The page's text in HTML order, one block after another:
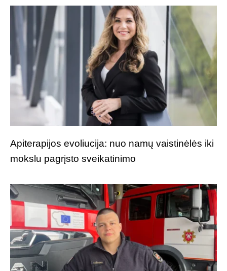
Apiterapijos evoliucija: nuo namų vaistinėlės iki
mokslu pagrįsto sveikatinimo